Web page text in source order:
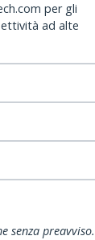
per gli
ad alte
senza preavviso.